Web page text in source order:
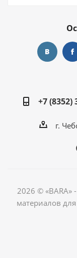
+7 (8352)
г.
2026 © «BARA»
материалов